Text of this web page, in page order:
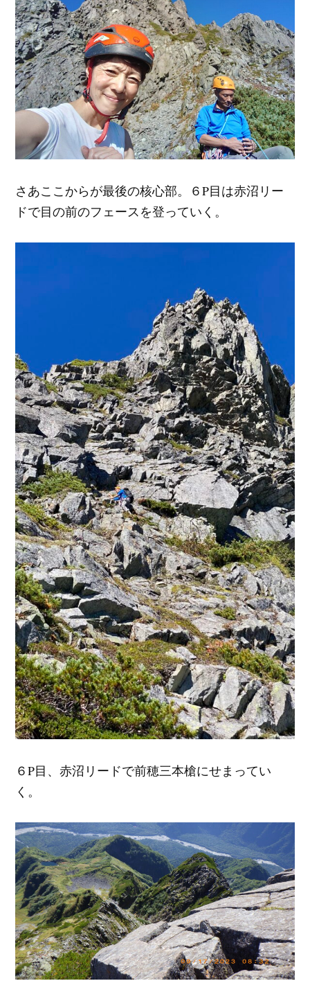
さあここからが最後の核心部。６P目は赤沼リー
ドで目の前のフェースを登っていく。
６P目、赤沼リードで前穂三本槍にせまってい
く。